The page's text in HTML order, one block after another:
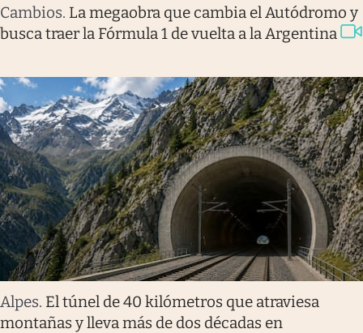
Cambios. La megaobra que cambia el Autódromo y
busca traer la Fórmula 1 de vuelta a la Argentina
Alpes. El túnel de 40 kilómetros que atraviesa
montañas y lleva más de dos décadas en